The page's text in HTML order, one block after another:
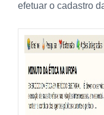
efetuar o cadastro